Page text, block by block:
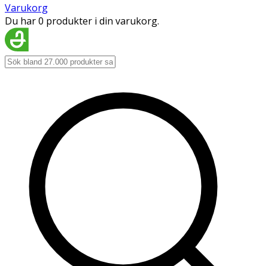
Varukorg
Du har 0 produkter i din varukorg.